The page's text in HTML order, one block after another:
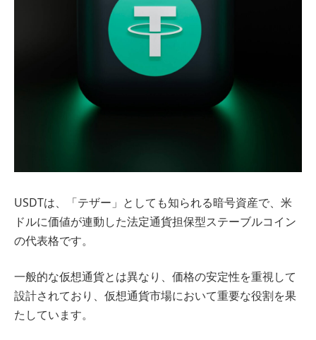
USDTは、「テザー」としても知られる暗号資産で、米
ドルに価値が連動した法定通貨担保型ステーブルコイン
の代表格です。
一般的な仮想通貨とは異なり、価格の安定性を重視して
設計されており、仮想通貨市場において重要な役割を果
たしています。